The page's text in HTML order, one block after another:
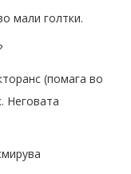
мали голтки.
(помага во
Неговата